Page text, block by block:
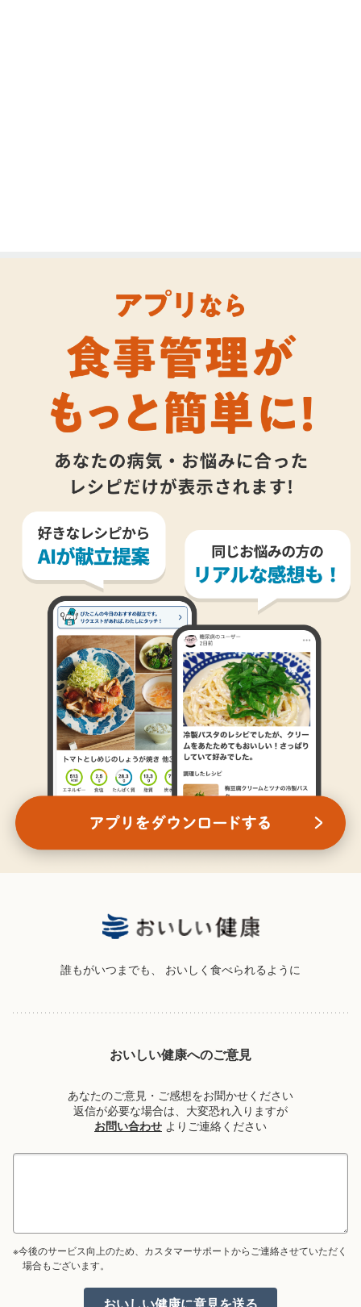
誰もがいつまでも、 おいしく食べられるように
おいしい健康へのご意見
あなたのご意見・ご感想をお聞かせください
返信が必要な場合は、大変恐れ入りますが
お問い合わせ よりご連絡ください
※今後のサービス向上のため、カスタマーサポートからご連絡させていただく
場合もございます。